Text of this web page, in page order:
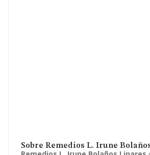
Sobre Remedios L. Irune